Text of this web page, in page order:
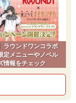
ラウンドワンコラボ
定メニューやノベル
情報をチェック